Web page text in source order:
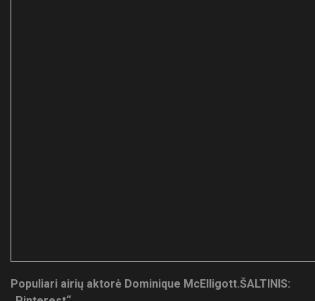
Populiari airių aktorė Dominique McElligott.ŠALTINIS: